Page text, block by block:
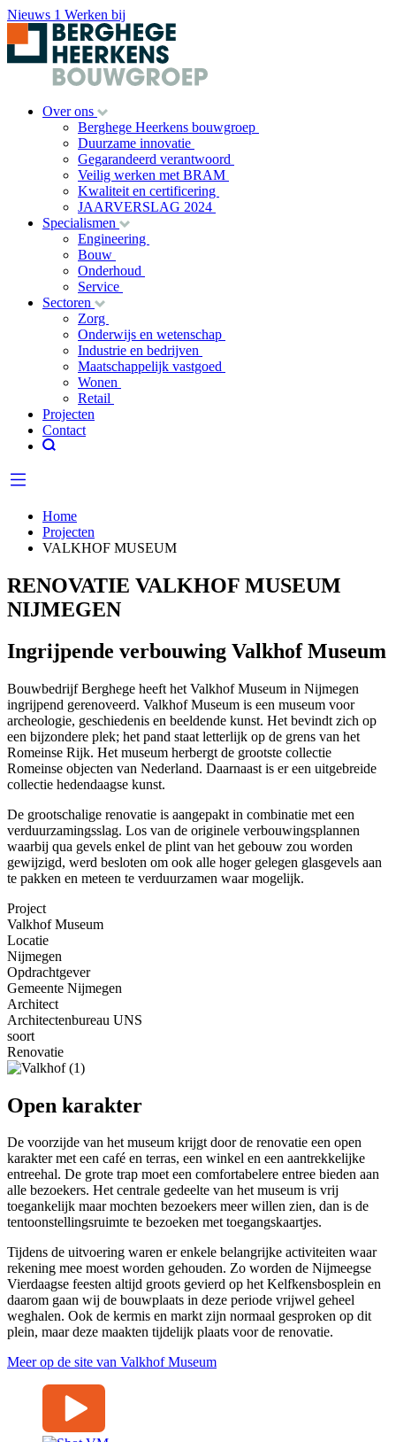
Nieuws 1 Werken bij
Over ons
Berghege Heerkens bouwgroep
Duurzame innovatie
Gegarandeerd verantwoord
Veilig werken met BRAM
Kwaliteit en certificering
JAARVERSLAG 2024
Specialismen
Engineering
Bouw
Onderhoud
Service
Sectoren
Zorg
Onderwijs en wetenschap
Industrie en bedrijven
Maatschappelijk vastgoed
Wonen
Retail
Projecten
Contact
Home
Projecten
VALKHOF MUSEUM
RENOVATIE VALKHOF MUSEUM
NIJMEGEN
Ingrijpende verbouwing Valkhof Museum
Bouwbedrijf Berghege heeft het Valkhof Museum in Nijmegen
ingrijpend gerenoveerd. Valkhof Museum is een museum voor
archeologie, geschiedenis en beeldende kunst. Het bevindt zich op
een bijzondere plek; het pand staat letterlijk op de grens van het
Romeinse Rijk. Het museum herbergt de grootste collectie
Romeinse objecten van Nederland. Daarnaast is er een uitgebreide
collectie hedendaagse kunst.
De grootschalige renovatie is aangepakt in combinatie met een
verduurzamingsslag. Los van de originele verbouwingsplannen
waarbij qua gevels enkel de plint van het gebouw zou worden
gewijzigd, werd besloten om ook alle hoger gelegen glasgevels aan
te pakken en meteen te verduurzamen waar mogelijk.
Project
Valkhof Museum
Locatie
Nijmegen
Opdrachtgever
Gemeente Nijmegen
Architect
Architectenbureau UNS
soort
Renovatie
Open karakter
De voorzijde van het museum krijgt door de renovatie een open
karakter met een café en terras, een winkel en een aantrekkelijke
entreehal. De grote trap moet een comfortabelere entree bieden aan
alle bezoekers. Het centrale gedeelte van het museum is vrij
toegankelijk maar mochten bezoekers meer willen zien, dan is de
tentoonstellingsruimte te bezoeken met toegangskaartjes.
Tijdens de uitvoering waren er enkele belangrijke activiteiten waar
rekening mee moest worden gehouden. Zo worden de Nijmeegse
Vierdaagse feesten altijd groots gevierd op het Kelfkensbosplein en
daarom gaan wij de bouwplaats in deze periode vrijwel geheel
weghalen. Ook de kermis en markt zijn normaal gesproken op dit
plein, maar deze maakten tijdelijk plaats voor de renovatie.
Meer op de site van Valkhof Museum